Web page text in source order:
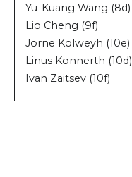
Yu-Kuang Wang (8d)
Lio Cheng (9f)
Jorne Kolweyh (10e)
Linus Konnerth (10d)
Ivan Zaitsev (10f)